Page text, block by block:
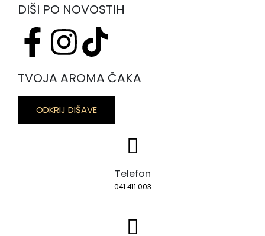
DIŠI PO NOVOSTIH
TVOJA AROMA ČAKA
ODKRIJ DIŠAVE
Telefon
041 411 003